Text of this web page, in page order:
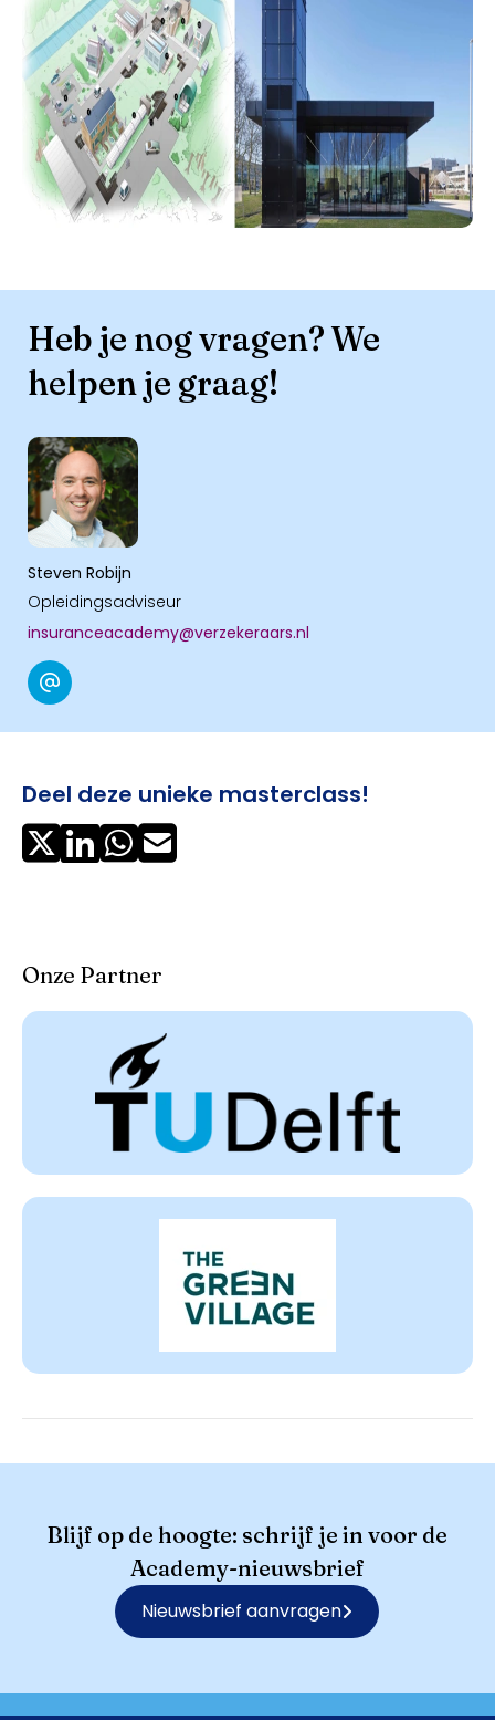
Heb je nog vragen? We
helpen je graag!
Steven Robijn
Opleidingsadviseur
insuranceacademy@verzekeraars.nl
Deel deze unieke masterclass!
Onze Partner
Blijf op de hoogte: schrijf je in voor de
Academy-nieuwsbrief
Nieuwsbrief aanvragen